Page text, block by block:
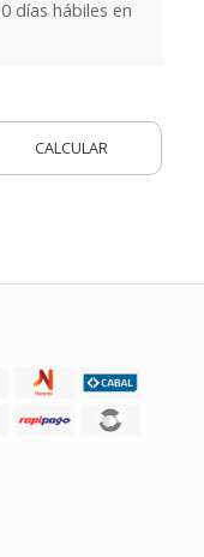
días hábiles en
CALCULAR